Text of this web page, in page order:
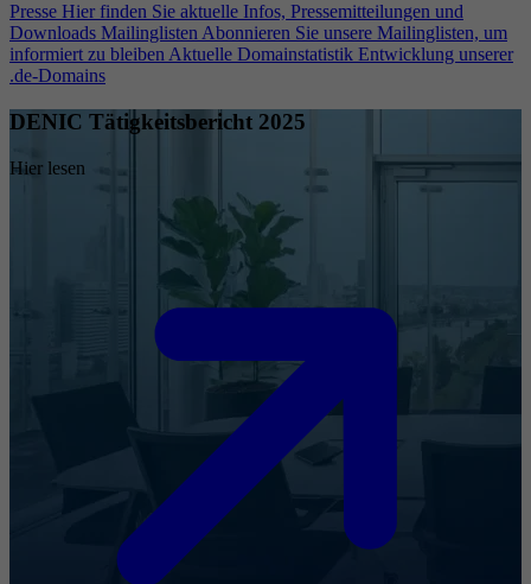
Presse Hier finden Sie aktuelle Infos, Pressemitteilungen und
Downloads Mailinglisten Abonnieren Sie unsere Mailinglisten, um
informiert zu bleiben Aktuelle Domainstatistik Entwicklung unserer
.de-Domains
DENIC Tätigkeitsbericht 2025
Hier lesen